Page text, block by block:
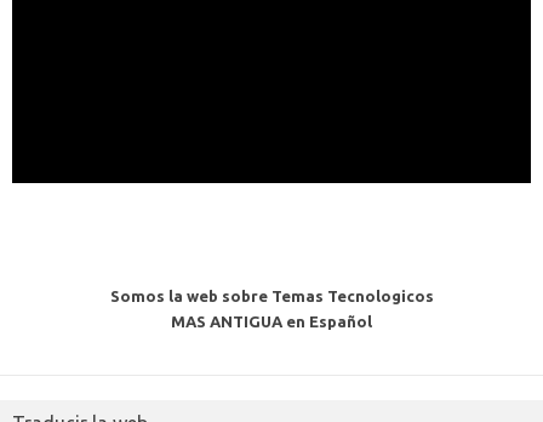
Somos la web sobre Temas Tecnologicos
MAS ANTIGUA en Español